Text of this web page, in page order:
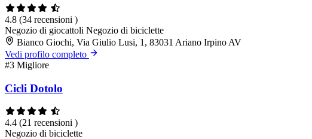
4.8 (34 recensioni )
Negozio di giocattoli Negozio di biciclette
Bianco Giochi, Via Giulio Lusi, 1, 83031 Ariano Irpino AV
Vedi profilo completo
#3 Migliore
Cicli Dotolo
4.4 (21 recensioni )
Negozio di biciclette